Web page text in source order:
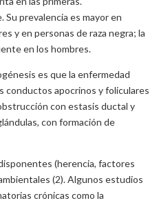
Su prevalencia es mayor en
y en personas de raza negra; la
en los hombres.
es que la enfermedad
conductos apocrinos y foliculares
con estasis ductal y
con formación de
(herencia, factores
(2). Algunos estudios
crónicas como la